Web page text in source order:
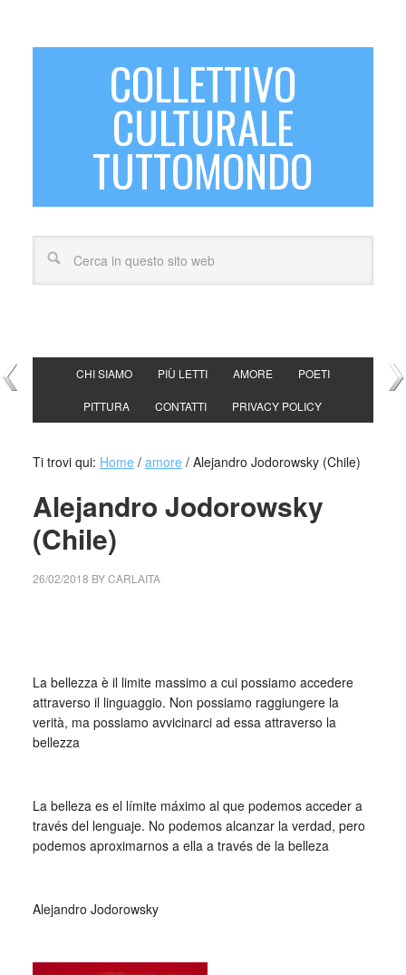
COLLETTIVO
CULTURALE
TUTTOMONDO
CHI SIAMO PIÙ LETTI AMORE POETI
PITTURA CONTATTI PRIVACY POLICY
Ti trovi qui: Home / amore /Alejandro Jodorowsky (Chile)
Alejandro Jodorowsky
(Chile)
26/02/2018 BYCARLAITA
La bellezza è il limite massimo a cui possiamo accedere
attraverso il linguaggio. Non possiamo raggiungere la
verità, ma possiamo avvicinarci ad essa attraverso la
bellezza
La belleza es el límite máximo al que podemos acceder a
través del lenguaje. No podemos alcanzar la verdad, pero
podemos aproximarnos a ella a través de la belleza
Alejandro Jodorowsky